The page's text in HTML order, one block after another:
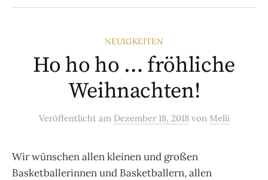
NEUIGKEITEN
Ho ho ho … fröhliche
Weihnachten!
Veröffentlicht am Dezember 18, 2018 von Melli
Wir wünschen allen kleinen und großen
Basketballerinnen und Basketballern, allen